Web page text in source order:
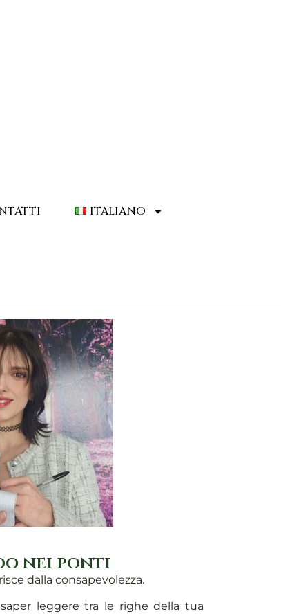
ITALIANO
nei ponti
dalla consapevolezza.
leggere tra le righe della tua